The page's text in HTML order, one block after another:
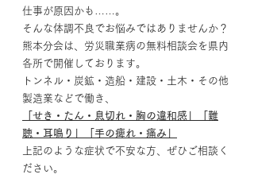
仕事が原因かも……。
そんな体調不良でお悩みではありませんか？
熊本分会は、労災職業病の無料相談会を県内
各所で開催しております。
トンネル・炭鉱・造船・建設・土木・その他
製造業などで働き、
「せき・たん・息切れ・胸の違和感」「難
聴・耳鳴り」「手の痺れ・痛み」
上記のような症状で不安な方、ぜひご相談く
ださい。